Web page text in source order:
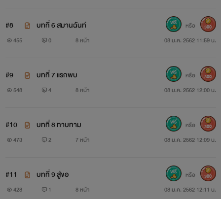
#8 บทที่ 6 สมานฉันท์
455 0 8 หน้า 08 ม.ค. 2562 11:59 น.
หรือ 300
#9 ​บทที่ 7 แรกพบ
548 4 8 หน้า 08 ม.ค. 2562 12:00 น.
หรือ 300
#10 บทที่ 8 ทาบทาม
473 2 7 หน้า 08 ม.ค. 2562 12:09 น.
หรือ 300
#11 บทที่ 9 สู่ขอ
428 1 8 หน้า 08 ม.ค. 2562 12:11 น.
หรือ 300